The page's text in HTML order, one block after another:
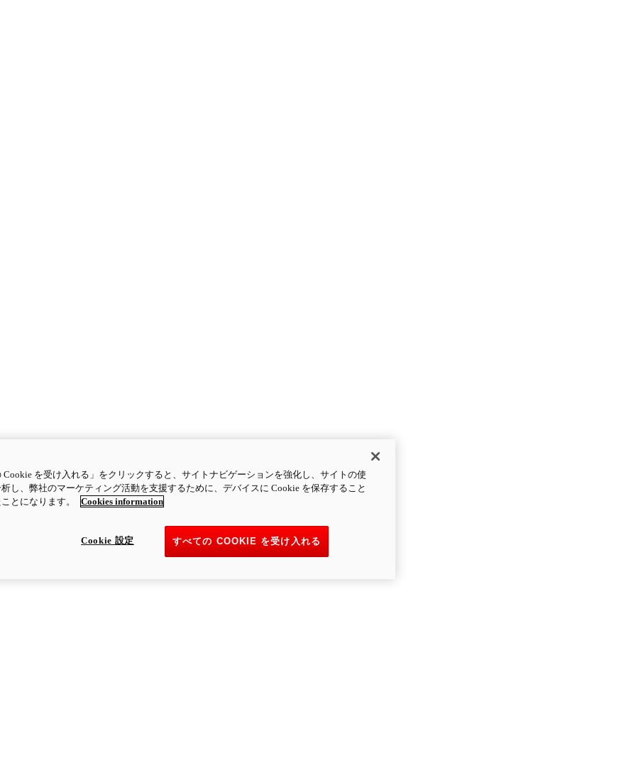
Cookie を受け入れる」をクリックすると、サイトナビゲーションを強化し、サイトの使
し、弊社のマーケティング活動を支援するために、デバイスに Cookie を保存すること
とになります。
Cookies information
すべての COOKIE を受け入れる
Cookie 設定